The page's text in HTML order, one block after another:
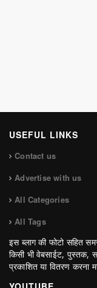
USEFUL LINKS
Contact us
Advertise with us
All Categories
All Tags
इस ब्लाग की फोटो सहित
किसी भी वेबसाईट, पुस्तक,
प्रकाशित या वितरण करना